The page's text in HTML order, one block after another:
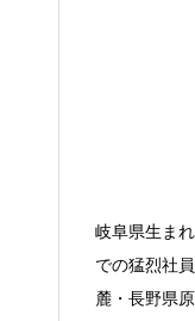
岐阜県生ま
での猛烈社
麓・長野県